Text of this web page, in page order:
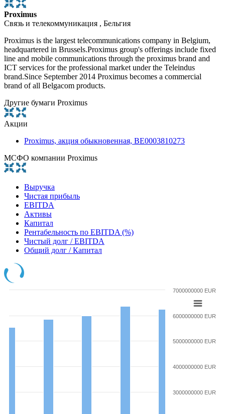
Proximus
Связь и телекоммуникация , Бельгия
Proximus is the largest telecommunications company in Belgium,
headquartered in Brussels.Proximus group's offerings include fixed
line and mobile communications through the proximus brand and
ICT services for the professional market under the Teleindus
brand.Since September 2014 Proximus becomes a commercial
brand of all Belgacom products.
Другие бумаги Proximus
Акции
Proximus, акция обыкновенная, BE0003810273
МСФО компании Proximus
Выручка
Чистая прибыль
EBITDA
Активы
Капитал
Рентабельность по EBITDA (%)
Чистый долг / EBITDA
Общий долг / Капитал
3000000000 EUR
4000000000 EUR
5000000000 EUR
6000000000 EUR
7000000000 EUR